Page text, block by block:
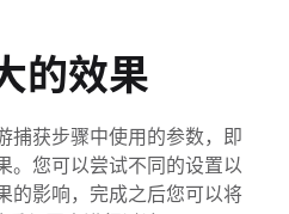
的效果
捕获步骤中使用的参数，即
。您可以尝试不同的设置以
的影响，完成之后您可以将